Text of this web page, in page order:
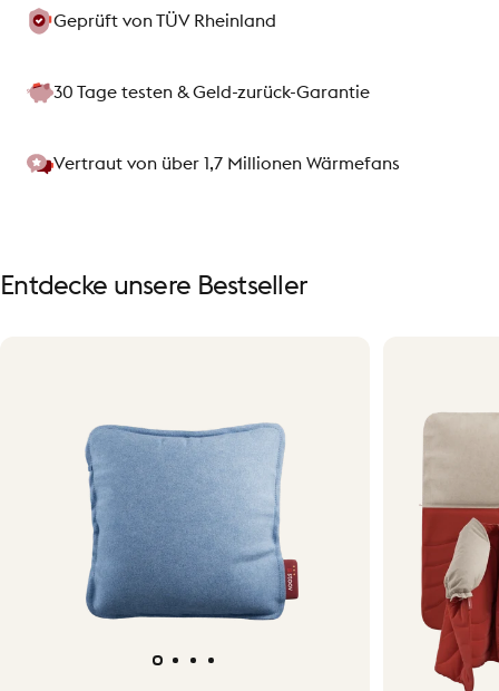
Geprüft von TÜV Rheinland
30 Tage testen & Geld-zurück-Garantie
Vertraut von über 1,7 Millionen Wärmefans
Entdecke unsere Bestseller